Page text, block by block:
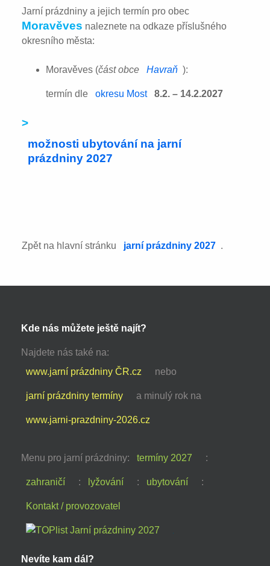
Jarní prázdniny a jejich termín pro obec
Moravěves naleznete na odkaze příslušného
okresního města:
Moravěves (část obce Havraň ):
termín dle okresu Most 8.2. – 14.2.2027
>
možnosti ubytování na jarní
prázdniny 2027
Zpět na hlavní stránku jarní prázdniny 2027 .
Kde nás můžete ještě najít?
Najdete nás také na:
www.jarní prázdniny ČR.cz
nebo
jarní prázdniny termíny a minulý rok na
www.jarni-prazdniny-2026.cz
Menu pro jarní prázdniny: termíny 2027 :
zahraničí : lyžování : ubytování :
Kontakt / provozovatel
Nevíte kam dál?